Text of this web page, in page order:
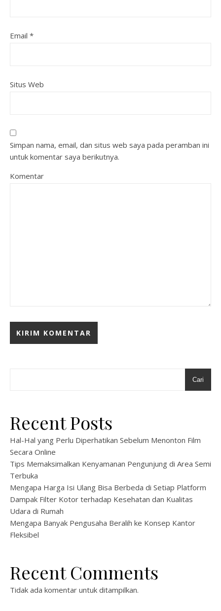
Email *
Situs Web
Simpan nama, email, dan situs web saya pada peramban ini
untuk komentar saya berikutnya.
Komentar
Cari
Recent Posts
Hal-Hal yang Perlu Diperhatikan Sebelum Menonton Film
Secara Online
Tips Memaksimalkan Kenyamanan Pengunjung di Area Semi
Terbuka
Mengapa Harga Isi Ulang Bisa Berbeda di Setiap Platform
Dampak Filter Kotor terhadap Kesehatan dan Kualitas
Udara di Rumah
Mengapa Banyak Pengusaha Beralih ke Konsep Kantor
Fleksibel
Recent Comments
Tidak ada komentar untuk ditampilkan.